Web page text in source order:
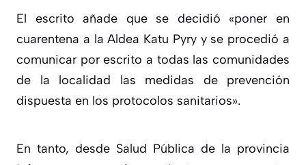
El escrito añade que se decidió «poner en
cuarentena a la Aldea Katu Pyry y se procedió a
comunicar por escrito a todas las comunidades
de la localidad las medidas de prevención
dispuesta en los protocolos sanitarios».
En tanto, desde Salud Pública de la provincia